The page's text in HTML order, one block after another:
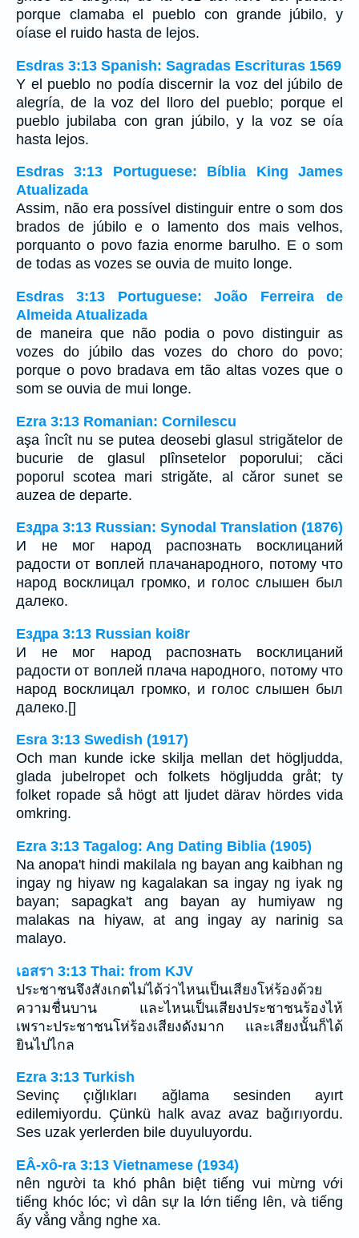
porque clamaba el pueblo con grande júbilo, y
oíase el ruido hasta de lejos.
Esdras 3:13 Spanish: Sagradas Escrituras 1569
Y el pueblo no podía discernir la voz del júbilo de
alegría, de la voz del lloro del pueblo; porque el
pueblo jubilaba con gran júbilo, y la voz se oía
hasta lejos.
Esdras 3:13 Portuguese: Bíblia King James
Atualizada
Assim, não era possível distinguir entre o som dos
brados de júbilo e o lamento dos mais velhos,
porquanto o povo fazia enorme barulho. E o som
de todas as vozes se ouvia de muito longe.
Esdras 3:13 Portuguese: João Ferreira de
Almeida Atualizada
de maneira que não podia o povo distinguir as
vozes do júbilo das vozes do choro do povo;
porque o povo bradava em tão altas vozes que o
som se ouvia de mui longe.
Ezra 3:13 Romanian: Cornilescu
aşa încît nu se putea deosebi glasul strigătelor de
bucurie de glasul plînsetelor poporului; căci
poporul scotea mari strigăte, al căror sunet se
auzea de departe.
Ездра 3:13 Russian: Synodal Translation (1876)
И не мог народ распознать восклицаний
радости от воплей плачанародного, потому что
народ восклицал громко, и голос слышен был
далеко.
Ездра 3:13 Russian koi8r
И не мог народ распознать восклицаний
радости от воплей плача народного, потому что
народ восклицал громко, и голос слышен был
далеко.[]
Esra 3:13 Swedish (1917)
Och man kunde icke skilja mellan det högljudda,
glada jubelropet och folkets högljudda gråt; ty
folket ropade så högt att ljudet därav hördes vida
omkring.
Ezra 3:13 Tagalog: Ang Dating Biblia (1905)
Na anopa't hindi makilala ng bayan ang kaibhan ng
ingay ng hiyaw ng kagalakan sa ingay ng iyak ng
bayan; sapagka't ang bayan ay humiyaw ng
malakas na hiyaw, at ang ingay ay narinig sa
malayo.
เอสรา 3:13 Thai: from KJV
ประชาชนจึงสังเกตไม่ได้ว่าไหนเป็นเสียงโห่ร้องด้วย
ความชื่นบาน และไหนเป็นเสียงประชาชนร้องไห้
เพราะประชาชนโห่ร้องเสียงดังมาก และเสียงนั้นก็ได้
ยินไปไกล
Ezra 3:13 Turkish
Sevinç çığlıkları ağlama sesinden ayırt
edilemiyordu. Çünkü halk avaz avaz bağırıyordu.
Ses uzak yerlerden bile duyuluyordu.
EÂ-xô-ra 3:13 Vietnamese (1934)
nên người ta khó phân biệt tiếng vui mừng với
tiếng khóc lóc; vì dân sự la lớn tiếng lên, và tiếng
ấy vẳng vẳng nghe xa.